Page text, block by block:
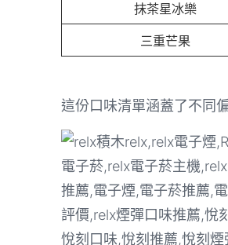
抹茶星冰樂
三重芒果
這份口味清單涵蓋了不同